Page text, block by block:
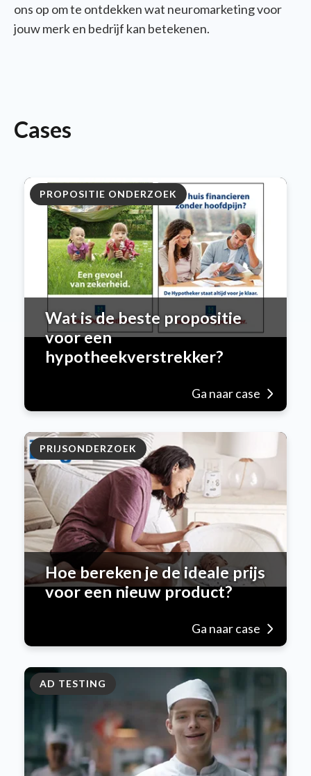
ons op om te ontdekken wat neuromarketing voor
jouw merk en bedrijf kan betekenen.
Cases
PROPOSITIE ONDERZOEK
Wat is de beste propositie
voor een
hypotheekverstrekker?
Ga naar case
PRIJSONDERZOEK
Hoe bereken je de ideale prijs
voor een nieuw product?
Ga naar case
AD TESTING